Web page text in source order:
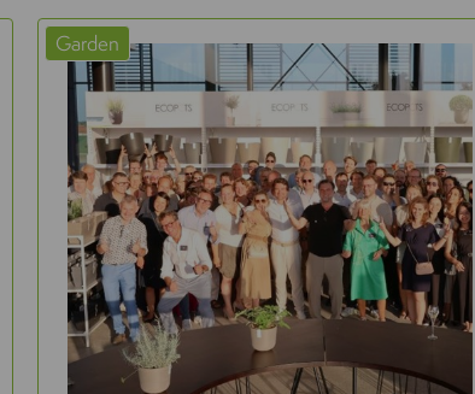
Garden